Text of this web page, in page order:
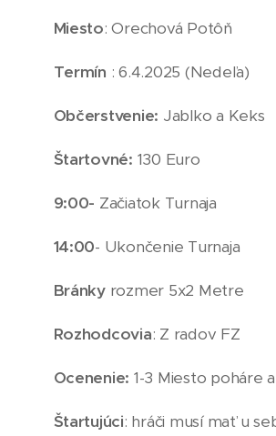
Miesto: Orechová Potôň
Termín : 6.4.2025 (Nedeľa)
Občerstvenie: Jablko a Keks
Štartovné: 130 Euro
9:00- Začiatok Turnaja
14:00- Ukončenie Turnaja
Bránkyrozmer 5x2 Metre
Rozhodcovia: Z radov FZ
Ocenenie: 1-3 Miesto poháre
Štartujúci: hráči musí mať u